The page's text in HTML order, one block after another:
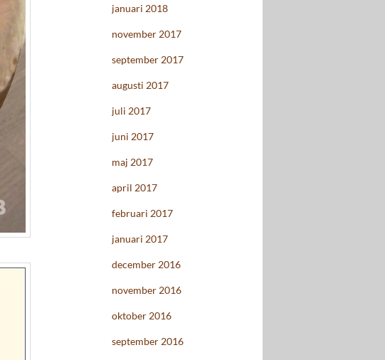
januari 2018
november 2017
september 2017
augusti 2017
juli 2017
juni 2017
maj 2017
april 2017
februari 2017
januari 2017
december 2016
november 2016
oktober 2016
september 2016